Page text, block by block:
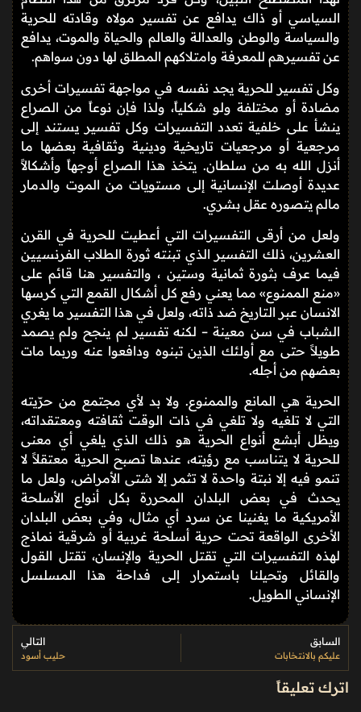
السياسي أو ذاك يدافع عن تفسير مولاه وقادته للحرية
والسياسة والوطن والعدالة والعالم والحياة والموت، يدافع
عن تفسيرهم للمعرفة وامتلاكهم المطلق لها دون سواهم.
وكل تفسير للحرية يجد نفسه في مواجهة تفسيرات أخرى
مضادة أو مختلفة ولو شكلياً، ولذا فإن نوعاً من الصراع
ينشأ على خلفية تعدد التفسيرات وكل تفسير يستند إلى
مرجعية أو مرجعيات تاريخية ودينية وثقافية بعضها ما
أنزل الله به من سلطان. يتخذ هذا الصراع أوجهاً وأشكالاً
عديدة أوصلت الإنسانية إلى مستويات من الموت والدمار
مالم يتصوره عقل بشري.
ولعل من أرقى التفسيرات التي أعطيت للحرية في القرن
العشرين، ذلك التفسير الذي تبنته ثورة الطلاب الفرنسيين
فيما عرف بثورة ثمانية وستين ، والتفسير هنا قائم على
«منع الممنوع» مما يعني رفع كل أشكال القمع التي كرسها
الانسان عبر التاريخ ضد ذاته، ولعل في هذا التفسير ما يغري
الشباب في سن معينة – لكنه تفسير لم ينجح ولم يصمد
طويلاً حتى مع أولئك الذين تبنوه ودافعوا عنه وربما مات
بعضهم من أجله.
الحرية هي المانع والممنوع. ولا بد لأي مجتمع من حرّيته
التي لا تلغيه ولا تلغي في ذات الوقت ثقافته ومعتقداته،
ويظل أبشع أنواع الحرية هو ذلك الذي يلغي أي معنى
للحرية لا يتناسب مع رؤيته، عندها تصبح الحرية معتقلاً لا
تنمو فيه إلا نبتة واحدة لا تثمر إلا شتى الأمراض، ولعل ما
يحدث في بعض البلدان المحررة بكل أنواع الأسلحة
الأمريكية ما يغنينا عن سرد أي مثال، وفي بعض البلدان
الأخرى الواقعة تحت حرية أسلحة غربية أو شرقية نماذج
لهذه التفسيرات التي تقتل الحرية والإنسان، تقتل القول
والقائل وتحيلنا باستمرار إلى فداحة هذا المسلسل
الإنساني الطويل.
السابق
عليكم بالانتخابات
التالي
حليب أسود
اترك تعليقاً